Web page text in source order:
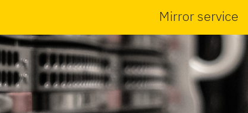
Mirror service